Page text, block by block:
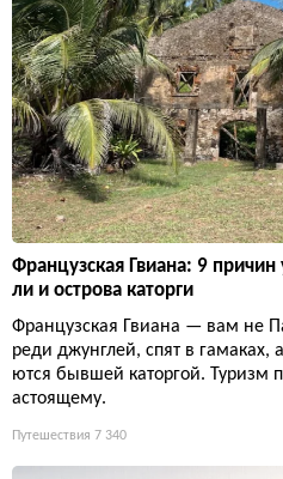
Французская Гвиана: 9
ли и острова каторги
Французская Гвиана — вам не
реди джунглей, спят в гамаках,
ются бывшей каторгой. Туризм
астоящему.
Путешествия 7 340